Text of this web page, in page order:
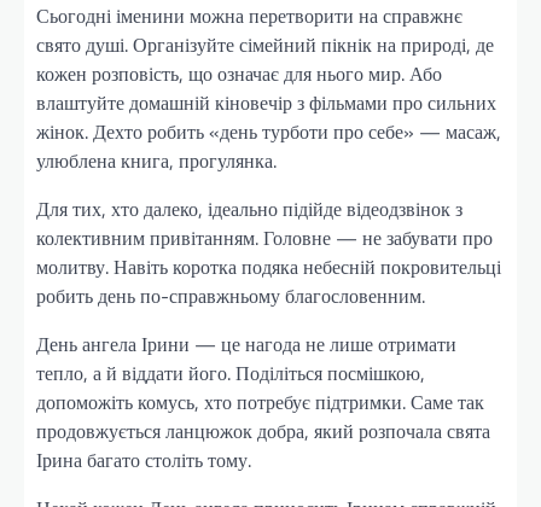
Сьогодні іменини можна перетворити на справжнє
свято душі. Організуйте сімейний пікнік на природі, де
кожен розповість, що означає для нього мир. Або
влаштуйте домашній кіновечір з фільмами про сильних
жінок. Дехто робить «день турботи про себе» — масаж,
улюблена книга, прогулянка.
Для тих, хто далеко, ідеально підійде відеодзвінок з
колективним привітанням. Головне — не забувати про
молитву. Навіть коротка подяка небесній покровительці
робить день по-справжньому благословенним.
День ангела Ірини — це нагода не лише отримати
тепло, а й віддати його. Поділіться посмішкою,
допоможіть комусь, хто потребує підтримки. Саме так
продовжується ланцюжок добра, який розпочала свята
Ірина багато століть тому.